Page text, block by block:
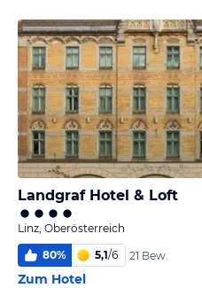
Landgraf Hotel & Loft
Linz, Oberösterreich
80% 5,1/6 21 Bew.
Zum Hotel